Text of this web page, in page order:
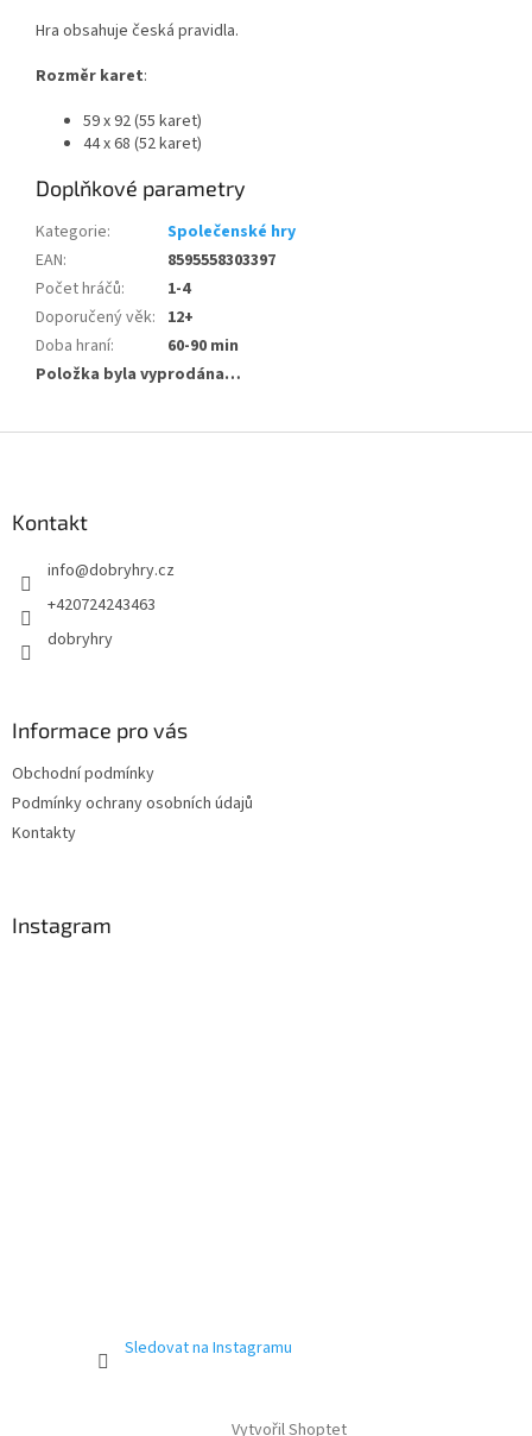
Hra obsahuje česká pravidla.
Rozměr karet:
59 x 92 (55 karet)
44 x 68 (52 karet)
Doplňkové parametry
Kategorie:
Společenské hry
EAN:
8595558303397
Počet hráčů:
1-4
Doporučený věk: 12+
Doba hraní:
60-90 min
Položka byla vyprodána…
Kontakt
info@dobryhry.cz
+420724243463
dobryhry
Informace pro vás
Obchodní podmínky
Podmínky ochrany osobních údajů
Kontakty
Instagram
Sledovat na Instagramu
Vytvořil Shoptet